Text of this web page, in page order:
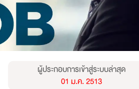
ผู้ประกอบการเข้าสู่ระบบล่าสุด
01 ม.ค. 2513